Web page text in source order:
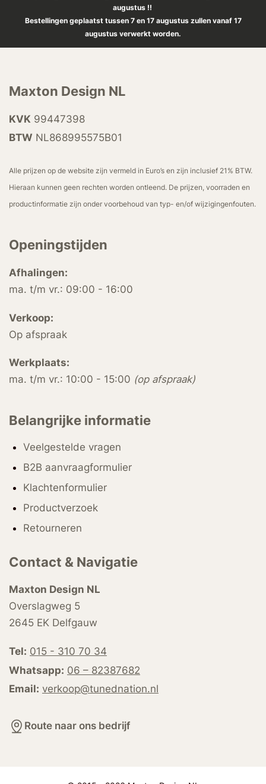
augustus !!
Bestellingen geplaatst tussen 7 en 17 augustus zullen vanaf 17
augustus verwerkt worden.
Maxton Design NL
KVK 99447398
BTW NL868995575B01
Alle prijzen op de website zijn vermeld in Euro’s en zijn inclusief 21% BTW.
Hieraan kunnen geen rechten worden ontleend. De prijzen, voorraden en
productinformatie zijn onder voorbehoud van typ- en/of wijzigingenfouten.
Openingstijden
Afhalingen:
ma. t/m vr.: 09:00 - 16:00
Verkoop:
Op afspraak
Werkplaats:
ma. t/m vr.: 10:00 - 15:00 (op afspraak)
Belangrijke informatie
Veelgestelde vragen
B2B aanvraagformulier
Klachtenformulier
Productverzoek
Retourneren
Contact & Navigatie
Maxton Design NL
Overslagweg 5
2645 EK Delfgauw
Tel: 015 - 310 70 34
Whatsapp: 06 – 82387682
Email: verkoop@tunednation.nl
Route naar ons bedrijf